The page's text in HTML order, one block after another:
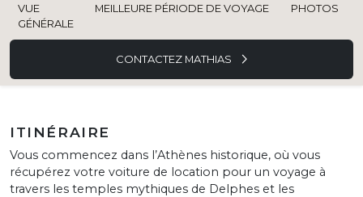
VUE
GÉNÉRALE
MEILLEURE PÉRIODE DE VOYAGE PHOTOS
CONTACTEZ MATHIAS
ITINÉRAIRE
Vous commencez dans l’Athènes historique, où vous
récupérez votre voiture de location pour un voyage à
travers les temples mythiques de Delphes et les